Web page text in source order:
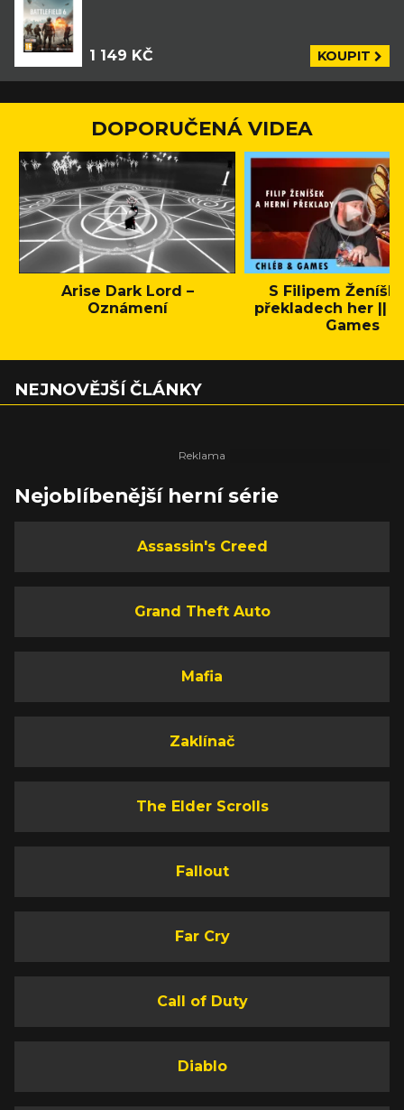
1 149 KČ KOUPIT
DOPORUČENÁ VIDEA
Arise Dark Lord –
Oznámení
S Filipem
překladech her ||
Games
NEJNOVĚJŠÍ ČLÁNKY
Nejoblíbenější herní série
Assassin's Creed
Grand Theft Auto
Mafia
Zaklínač
The Elder Scrolls
Fallout
Far Cry
Call of Duty
Diablo